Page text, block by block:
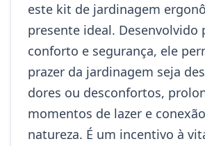
este kit de jardinagem
presente ideal. Desenvolvido
conforto e segurança, ele
prazer da jardinagem seja
dores ou desconfortos,
momentos de lazer e
natureza. É um incentivo à